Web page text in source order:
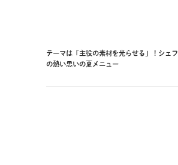
テーマは「主役の素材を光らせる」！シェフ
の熱い思いの夏メニュー